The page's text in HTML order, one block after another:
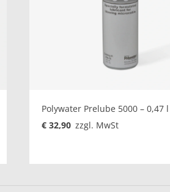
Polywater Prelube 5000 – 0,47 l
€ 32,90 zzgl. MwSt